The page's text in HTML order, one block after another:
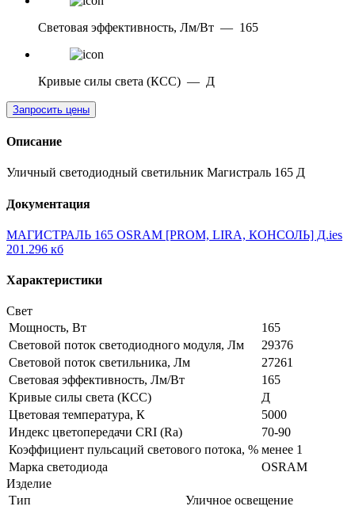
Световая эффективность, Лм/Вт — 165
Кривые силы света (КСС) — Д
Запросить цены
Описание
Уличный светодиодный светильник Магистраль 165 Д
Документация
МАГИСТРАЛЬ 165 OSRAM [PROM, LIRA, КОНСОЛЬ] Д.ies
201.296 кб
Характеристики
Свет
Мощность, Вт
165
Световой поток светодиодного модуля, Лм
29376
Световой поток светильника, Лм
27261
Световая эффективность, Лм/Вт
165
Кривые силы света (КСС)
Д
Цветовая температура, К
5000
Индекс цветопередачи CRI (Ra)
70-90
Коэффициент пульсаций светового потока, % менее 1
Марка светодиода
OSRAM
Изделие
Тип
Уличное освещение